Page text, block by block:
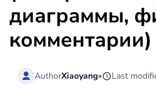
диаграммы,
комментарии)
AuthorXiaoyang• Last